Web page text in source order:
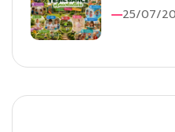
25/07/